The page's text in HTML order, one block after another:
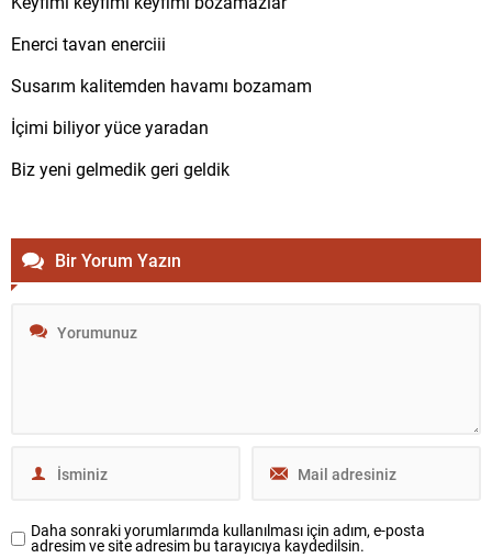
Enerci tavan enerciii
Susarım kalitemden havamı bozamam
İçimi biliyor yüce yaradan
Biz yeni gelmedik geri geldik
Bir Yorum Yazın
Daha sonraki yorumlarımda kullanılması için adım, e-posta
adresim ve site adresim bu tarayıcıya kaydedilsin.